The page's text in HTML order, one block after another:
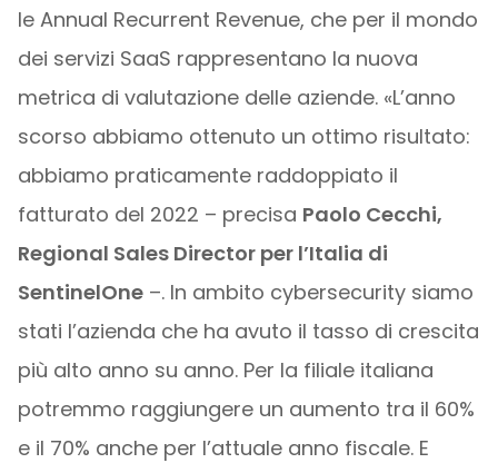
le Annual Recurrent Revenue, che per il mondo
dei servizi SaaS rappresentano la nuova
metrica di valutazione delle aziende. «L’anno
scorso abbiamo ottenuto un ottimo risultato:
abbiamo praticamente raddoppiato il
fatturato del 2022 – precisa Paolo Cecchi,
Regional Sales Director per l’Italia di
SentinelOne–. In ambito cybersecurity siamo
stati l’azienda che ha avuto il tasso di crescita
più alto anno su anno. Per la filiale italiana
potremmo raggiungere un aumento tra il 60%
e il 70% anche per l’attuale anno fiscale. E